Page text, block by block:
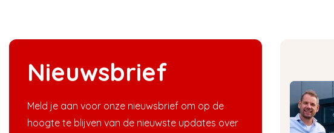
Nieuwsbrief
Meld je aan voor onze nieuwsbrief om op de
hoogte te blijven van de nieuwste updates over